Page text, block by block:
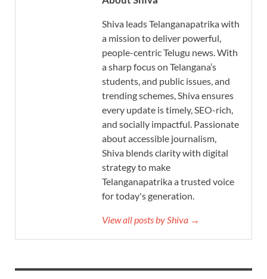
Shiva leads Telanganapatrika with
a mission to deliver powerful,
people-centric Telugu news. With
a sharp focus on Telangana’s
students, and public issues, and
trending schemes, Shiva ensures
every update is timely, SEO-rich,
and socially impactful. Passionate
about accessible journalism,
Shiva blends clarity with digital
strategy to make
Telanganapatrika a trusted voice
for today's generation.
View all posts by Shiva →